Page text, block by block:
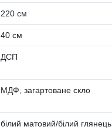
220 см
40 см
ДСП
МДФ, загартоване скло
білий матовий/білий глянець